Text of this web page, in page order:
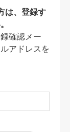
は、登録す
確認メー
アドレスを